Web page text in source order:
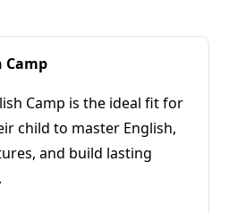
Camp
Camp is the ideal fit for
child to master English,
and build lasting